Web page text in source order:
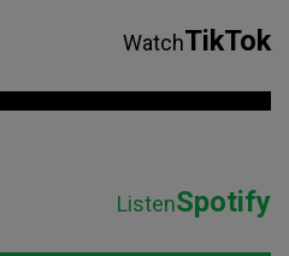
WatchTikTok
ListenSpotify